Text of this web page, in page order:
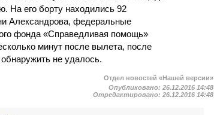
На его борту находились 92
Александрова, федеральные
фонда «Справедливая помощь»
минут после вылета, после
не удалось.
Отдел новостей «Нашей версии»
Опубликовано:26.12.2016 14:48
Отредактировано:26.12.2016 14:48